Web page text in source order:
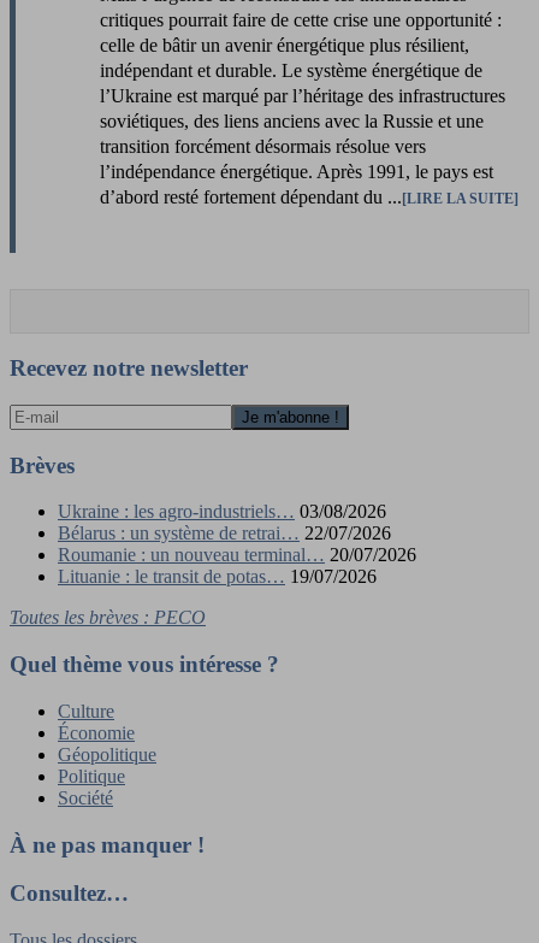
critiques pourrait faire de cette crise une opportunité :
celle de bâtir un avenir énergétique plus résilient,
indépendant et durable. Le système énergétique de
l’Ukraine est marqué par l’héritage des infrastructures
soviétiques, des liens anciens avec la Russie et une
transition forcément désormais résolue vers
l’indépendance énergétique. Après 1991, le pays est
d’abord resté fortement dépendant du ... LIRE LA SUITE
Recevez notre newsletter
Brèves
Ukraine : les agro-industriels… 03/08/2026
Bélarus : un système de retrai… 22/07/2026
Roumanie : un nouveau terminal… 20/07/2026
Lituanie : le transit de potas… 19/07/2026
Toutes les brèves : PECO
Quel thème vous intéresse ?
Culture
Économie
Géopolitique
Politique
Société
À ne pas manquer !
Consultez…